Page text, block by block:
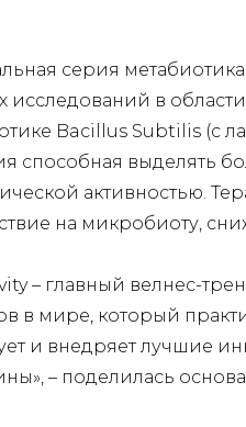
серия
исследований в
Bacillus Subtilis (с
способная выделять
активностью.
на микробиоту,
– главный велнес-
в мире, который
и внедряет лучшие
», – поделилась